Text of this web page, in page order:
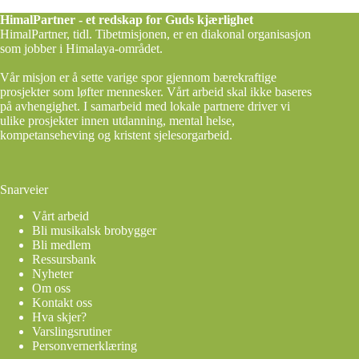
HimalPartner - et redskap for Guds kjærlighet
HimalPartner, tidl. Tibetmisjonen, er en diakonal organisasjon
som jobber i Himalaya-området.
Vår misjon er å sette varige spor gjennom bærekraftige
prosjekter som løfter mennesker. Vårt arbeid skal ikke baseres
på avhengighet. I samarbeid med lokale partnere driver vi
ulike prosjekter innen utdanning, mental helse,
kompetanseheving og kristent sjelesorgarbeid.
Snarveier
Vårt arbeid
Bli musikalsk brobygger
Bli medlem
Ressursbank
Nyheter
Om oss
Kontakt oss
Hva skjer?
Varslingsrutiner
Personvernerklæring